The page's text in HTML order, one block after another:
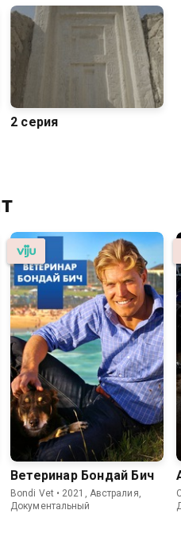
2 серия
Ветеринар Бондай Бич
Bondi Vet • 2021, Австралия,
Документальный